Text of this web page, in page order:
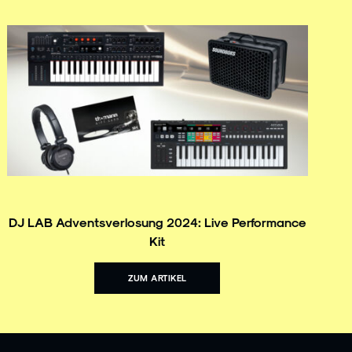
DJ LAB Adventsverlosung 2024: Live Performance
Kit
ZUM ARTIKEL